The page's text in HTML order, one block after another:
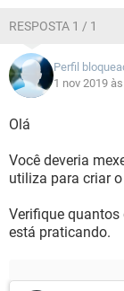
RESPOSTA 1 / 1
Perfil
1 nov 2019
Olá
Você deveria
utiliza para criar
Verifique
está praticando.